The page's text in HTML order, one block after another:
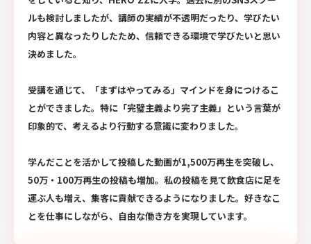
ルも検討しましたが、講師の実績が不透明だったり、学びたい
内容と異なったりしたため、信頼できる環境で学びたいと思い
決めました。
受講を通じて、「まずはやってみる」マインドを身につけるこ
とができました。特に「完璧主義より完了主義」という言葉が
印象的で、考えるより行動する意識に変わりました。
学んだことを活かして投稿した動画が1,500万再生を突破し、
50万・100万再生の投稿も増加。私の投稿を見て飲食店に足を
運ぶ人も増え、集客に貢献できるようになりました。好きなこ
とを仕事にしながら、自由な働き方を実現しています。